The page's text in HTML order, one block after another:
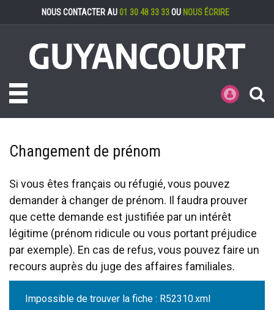
NOUS CONTACTER AU 01 30 48 33 33OU NOUS ÉCRIRE
Toggle navigation MES
Changement de prénom
Si vous êtes français ou réfugié, vous pouvez
demander à changer de prénom. Il faudra prouver
que cette demande est justifiée par un intérêt
légitime (prénom ridicule ou vous portant préjudice
par exemple). En cas de refus, vous pouvez faire un
recours auprès du juge des affaires familiales.
Impossible de trouver la fiche : R52310.xml